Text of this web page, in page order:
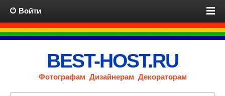
Войти
BEST-HOST.RU
Фотографам Дизайнерам Декораторам